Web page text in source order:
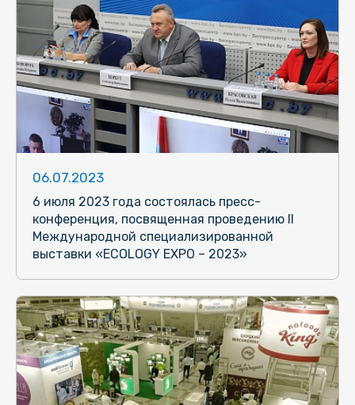
06.07.2023
6 июля 2023 года состоялась пресс-
конференция, посвященная проведению II
Международной специализированной
выставки «ECOLOGY EXPO – 2023»